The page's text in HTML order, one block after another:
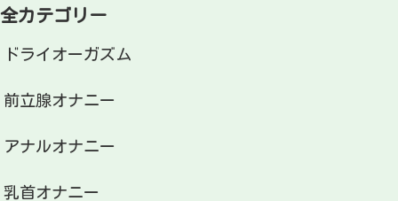
全カテゴリー
ドライオーガズム
前立腺オナニー
アナルオナニー
乳首オナニー